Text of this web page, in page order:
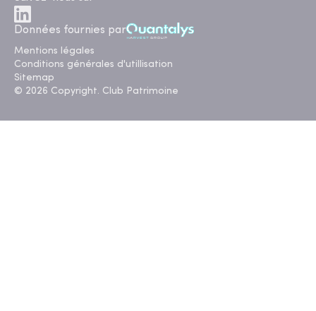
Données fournies par
Mentions légales
Conditions générales d'utillisation
Sitemap
© 2026 Copyright. Club Patrimoine